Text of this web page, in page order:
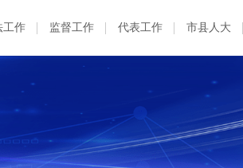
工作 监督工作 代表工作 市县人大